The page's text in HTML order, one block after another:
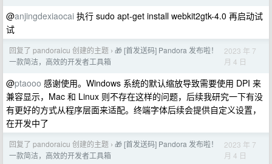
@anjingdexiaocai 执行 sudo apt-get install webkit2gtk-4.0 再启动试
试
回复了 pandoraicu 创建的主题 › 🎁 [首发送码] Pandora 发布啦！
一款简洁，高效的开发者工具箱
2023 年 7
月 4 日
@ptaooo 感谢使用。Windows 系统的默认缩放导致需要使用 DPI 来
兼容显示，Mac 和 Linux 则不存在这样的问题，后续我研究一下有没
有更好的方式从程序层面来适配。终端字体后续会提供自定义设置，
在开发中了
回复了 pandoraicu 创建的主题 › 🎁 [首发送码] Pandora 发布啦！
一款简洁，高效的开发者工具箱
2023 年 7
月 4 日